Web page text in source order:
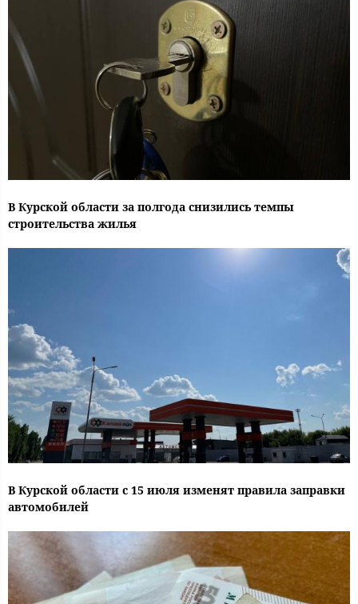
В Курской области за полгода снизились темпы
строительства жилья
В Курской области с 15 июля изменят правила заправки
автомобилей